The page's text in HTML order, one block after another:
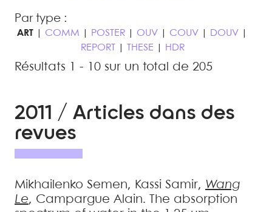
Par type :
ART COMM POSTER OUV COUV DOUV
REPORT
THESE HDR
Résultats 1 - 10 sur un total de 205
2011 / Articles dans des
revues
Mikhailenko Semen, Kassi Samir, Wang
Le, Campargue Alain.
The absorption